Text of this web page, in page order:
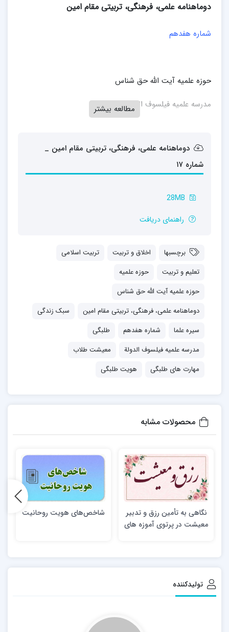
دوماهنامه علمی، فرهنگی، تربیتی مقام امین
شماره هفدهم
حوزه علمیه آیت الله حق شناس
مدرسه علمیه فیلسوف الدولةمطالعه بیشتر
دوماهنامه علمی، فرهنگی، تربیتی مقام امین _
شماره ۱۷
28MB
راهنمای دریافت
برچسبها اخلاق و تربیت
تربیت اسلامی
تعلیم و تربیت
حوزه علمیه
حوزه علمیه آیت الله حق شناس
دوماهنامه علمی، فرهنگی، تربیتی مقام امین
سبک زندگی
سیره علما
شماره هفدهم
طلبگی
مدرسه علمیه فیلسوف الدولة
معیشت طلاب
مهارت های طلبگی
هویت طلبگی
محصولات مشابه
نگاهی به تأمین رزق و تدبیر
معیشت در پرتوی آموزه های
شاخص‌های هویت روحانیت
تولیدکننده